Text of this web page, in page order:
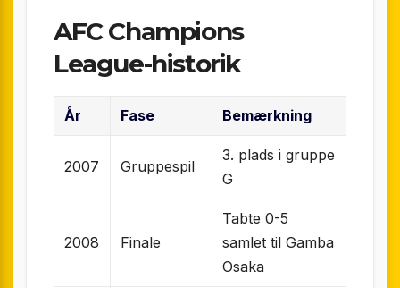
AFC Champions
League-historik
År Fase Bemærkning
2007 Gruppespil
3. plads i gruppe
G
2008 Finale
Tabte 0-5
samlet til Gamba
Osaka